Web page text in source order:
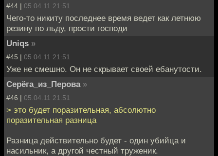
#44 | 05.04.11 21:51
Чего-то никиту последнее время ведет как летнюю
резину по льду, прости господи
Uniqs »
#45 | 05.04.11 21:51
Уже не смешно. Он не скрывает своей ебанутости.
Серёга_из_Перова »
#46 | 05.04.11 21:51
> это будет поразительная, абсолютно
поразительная разница
Разница действительно будет - один убийца и
насильник, а другой честный труженик.